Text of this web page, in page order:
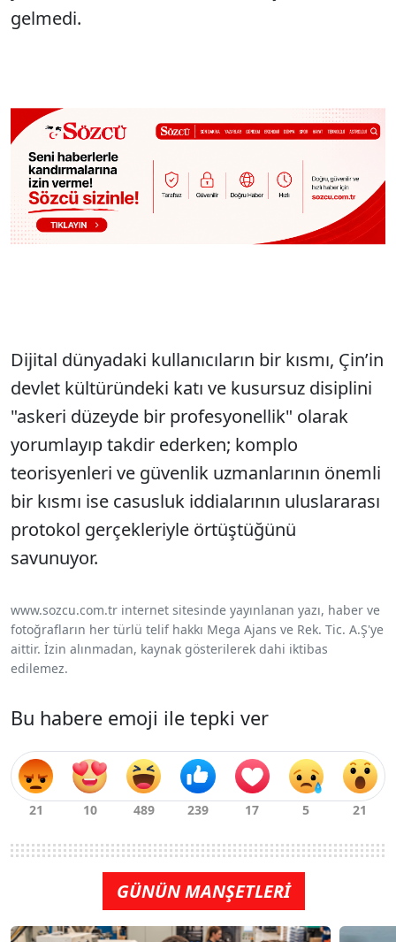
gelmedi.
Dijital dünyadaki kullanıcıların bir kısmı, Çin’in
devlet kültüründeki katı ve kusursuz disiplini
"askeri düzeyde bir profesyonellik" olarak
yorumlayıp takdir ederken; komplo
teorisyenleri ve güvenlik uzmanlarının önemli
bir kısmı ise casusluk iddialarının uluslararası
protokol gerçekleriyle örtüştüğünü
savunuyor.
www.sozcu.com.tr internet sitesinde yayınlanan yazı, haber ve
fotoğrafların her türlü telif hakkı Mega Ajans ve Rek. Tic. A.Ş'ye
aittir. İzin alınmadan, kaynak gösterilerek dahi iktibas
edilemez.
Bu habere emoji ile tepki ver
GÜNÜN MANŞETLERİ